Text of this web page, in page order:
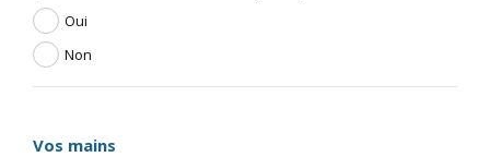
Oui
Non
Vos mains